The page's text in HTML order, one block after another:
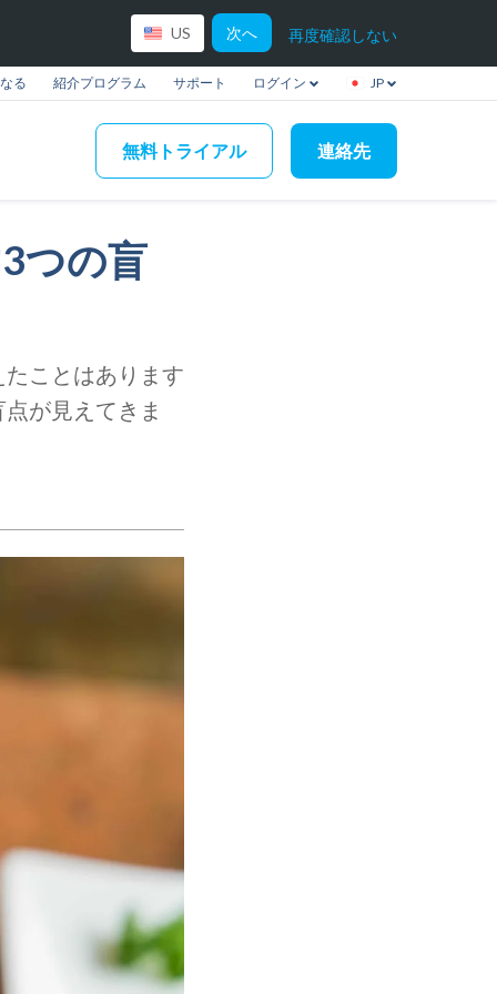
US 次へ 再度確認しない
る 紹介プログラム サポート ログイン JP
無料トライアル 連絡先
つの盲
ことはあります
が見えてきま